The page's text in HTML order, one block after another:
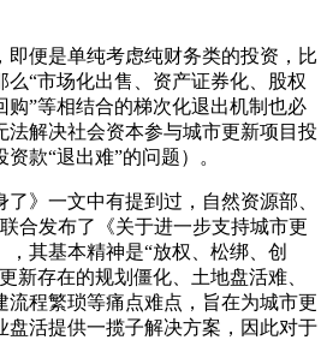
即便是单纯考虑纯财务类的投资，比
么“市场化出售、资产证券化、股权
购”等相结合的梯次化退出机制也必
法解决社会资本参与城市更新项目投
款“退出难”的问题）。
》一文中有提到过，自然资源部、
合发布了《关于进一步支持城市更
其基本精神是“放权、松绑、创
新存在的规划僵化、土地盘活难、
流程繁琐等痛点难点，旨在为城市更
盘活提供一揽子解决方案，因此对于